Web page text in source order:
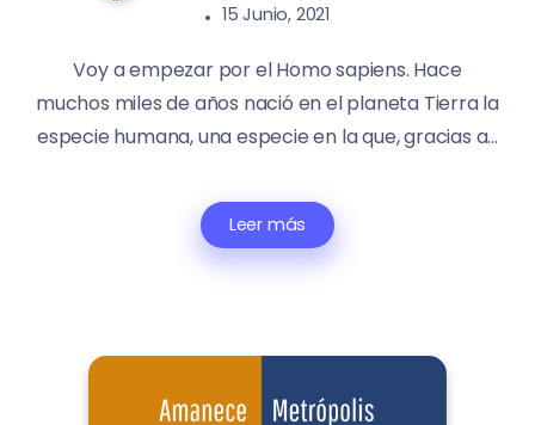
15 Junio, 2021
Voy a empezar por el Homo sapiens. Hace
muchos miles de años nació en el planeta Tierra la
especie humana, una especie en la que, gracias a...
Leer más